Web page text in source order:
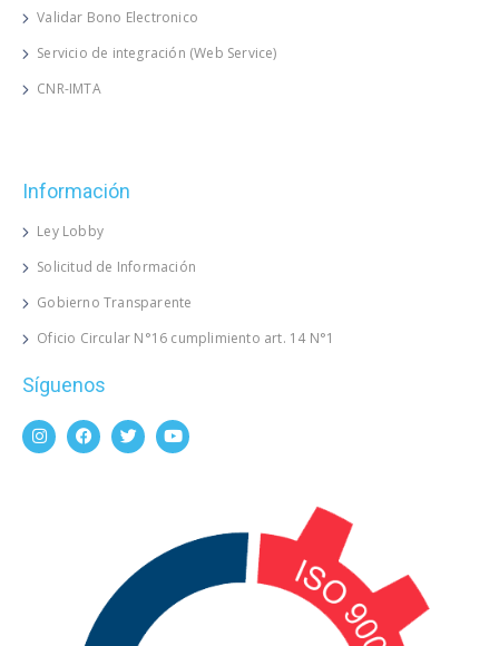
Validar Bono Electronico
Servicio de integración (Web Service)
CNR-IMTA
Información
Ley Lobby
Solicitud de Información
Gobierno Transparente
Oficio Circular N°16 cumplimiento art. 14 N°1
Síguenos